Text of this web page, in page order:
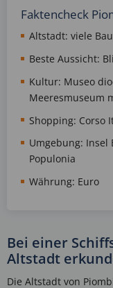
Faktencheck
Altstadt: viele
Beste Aussicht:
Kultur: Museo
Meeresmuseum
Shopping: Corso
Umgebung: Insel
Populonia
Währung: Euro
Bei einer
Altstadt
Die Altstadt von